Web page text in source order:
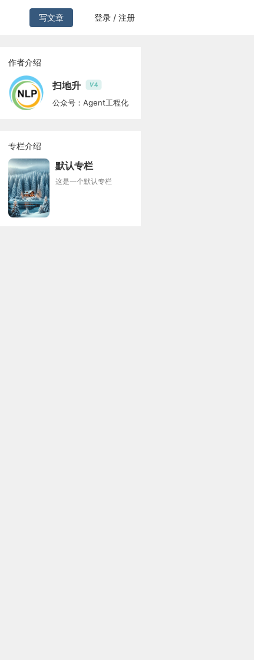
写文章 登录 / 注册
作者介绍
扫地升 V4
公众号：Agent工程化
专栏介绍
默认专栏
这是一个默认专栏